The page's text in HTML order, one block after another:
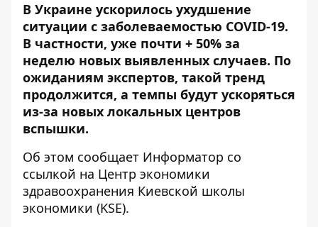
В Украине ускорилось ухудшение
ситуации с заболеваемостью COVID-19.
В частности, уже почти + 50% за
неделю новых выявленных случаев. По
ожиданиям экспертов, такой тренд
продолжится, а темпы будут ускоряться
из-за новых локальных центров
вспышки.
Об этом сообщает Информатор со
ссылкой на Центр экономики
здравоохранения Киевской школы
экономики (KSE).